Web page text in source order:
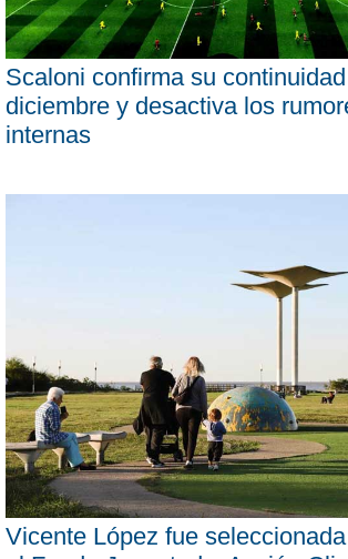
Scaloni confirma su
diciembre y desactiva los
internas
Vicente López fue